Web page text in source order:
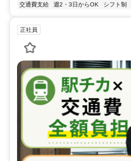
交通費支給 週2・3日からOK シフト制
正社員